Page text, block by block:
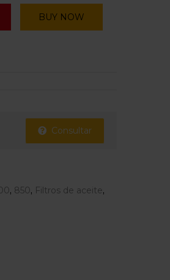
BUY NOW
Consultar
, 850, Filtros de aceite,